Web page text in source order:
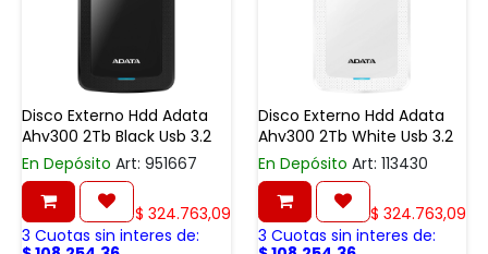
Disco Externo Hdd Adata
Ahv300 2Tb Black Usb 3.2
En Depósito Art: 951667
$ 324.763,09
3 Cuotas sin interes de:
Disco Externo Hdd Adata
Ahv300 2Tb White Usb 3.2
En Depósito Art: 113430
$ 324.763,09
3 Cuotas sin interes de: